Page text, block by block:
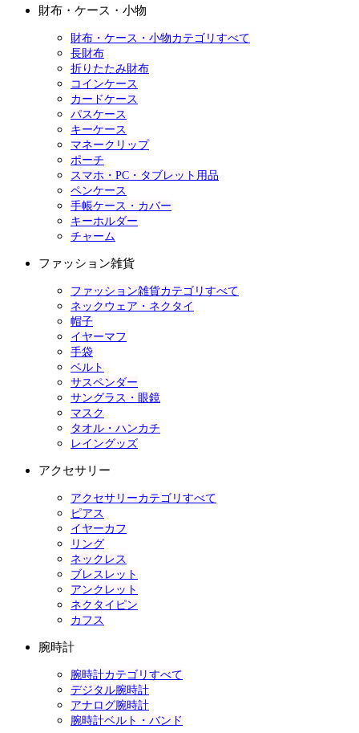
財布・ケース・小物
財布・ケース・小物カテゴリすべて
長財布
折りたたみ財布
コインケース
カードケース
パスケース
キーケース
マネークリップ
ポーチ
スマホ・PC・タブレット用品
ペンケース
手帳ケース・カバー
キーホルダー
チャーム
ファッション雑貨
ファッション雑貨カテゴリすべて
ネックウェア・ネクタイ
帽子
イヤーマフ
手袋
ベルト
サスペンダー
サングラス・眼鏡
マスク
タオル・ハンカチ
レイングッズ
アクセサリー
アクセサリーカテゴリすべて
ピアス
イヤーカフ
リング
ネックレス
ブレスレット
アンクレット
ネクタイピン
カフス
腕時計
腕時計カテゴリすべて
デジタル腕時計
アナログ腕時計
腕時計ベルト・バンド